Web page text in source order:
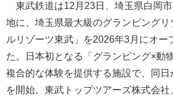
東武鉄道は12月23日、埼玉県白岡
地に、埼玉県最大級のグランピングリ
ルリゾーツ東武」を2026年3月にオー
た。日本初となる「グランピング×動
複合的な体験を提供する施設で、同
を開始。東武トップツアーズ株式会社